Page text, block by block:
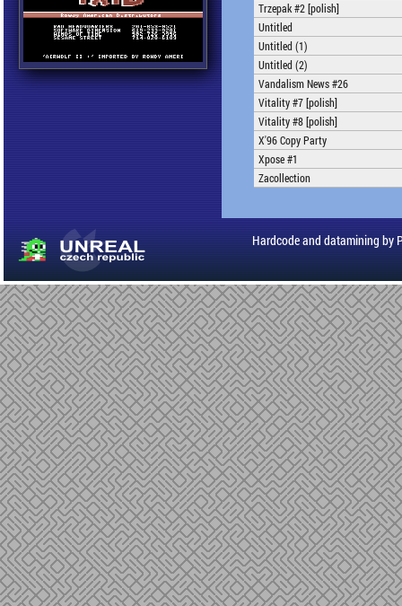
Trzepak #2 [polish]
Untitled
Untitled (1)
Untitled (2)
Vandalism News #26
Vitality #7 [polish]
Vitality #8 [polish]
X'96 Copy Party
Xpose #1
Zacollection
Hardcode and datamining by